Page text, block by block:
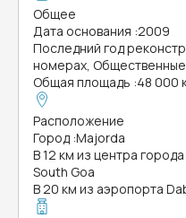
Общее
Дата основания :2009
Последний год
номерах,
Общая площадь :48 000
Расположение
Город :Majorda
В 12 км из центра
South Goa
В 20 км из аэропорта